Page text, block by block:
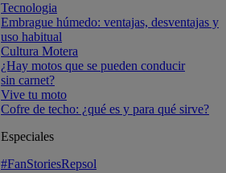
Tecnologia
Embrague húmedo: ventajas, desventajas y
uso habitual
Cultura Motera
¿Hay motos que se pueden conducir
sin carnet?
Vive tu moto
Cofre de techo: ¿qué es y para qué sirve?
Especiales
#FanStoriesRepsol